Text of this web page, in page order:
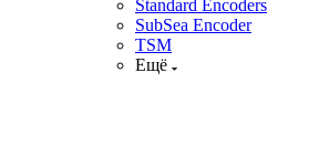
Standard Encoders
SubSea Encoder
TSM
Ещё